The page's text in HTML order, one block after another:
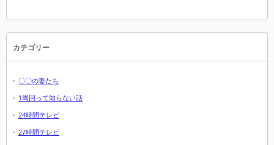
カテゴリー
〇〇の妻たち
1周回って知らない話
24時間テレビ
27時間テレビ